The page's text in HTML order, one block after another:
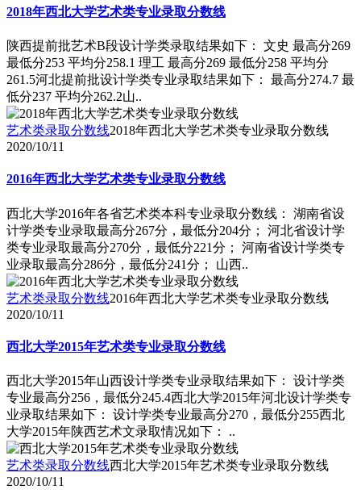
2018年西北大学艺术类专业录取分数线
陕西提前批艺术B段设计学类录取结果如下： 文史 最高分269
最低分253 平均分258.1 理工 最高分269 最低分258 平均分
261.5河北提前批设计学类专业录取结果如下： 最高分274.7 最
低分237 平均分262.2山..
艺术类录取分数线2018年西北大学艺术类专业录取分数线
2020/10/11
2016年西北大学艺术类专业录取分数线
西北大学2016年各省艺术类本科专业录取分数线： 湖南省设
计学类专业录取最高分267分，最低分204分； 河北省设计学
类专业录取最高分270分，最低分221分； 河南省设计学类专
业录取最高分286分，最低分241分； 山西..
艺术类录取分数线2016年西北大学艺术类专业录取分数线
2020/10/11
西北大学2015年艺术类专业录取分数线
西北大学2015年山西设计学类专业录取结果如下： 设计学类
专业最高分256，最低分245.4西北大学2015年河北设计学类专
业录取结果如下： 设计学类专业最高分270，最低分255西北
大学2015年陕西艺术文录取情况如下： ..
艺术类录取分数线西北大学2015年艺术类专业录取分数线
2020/10/11